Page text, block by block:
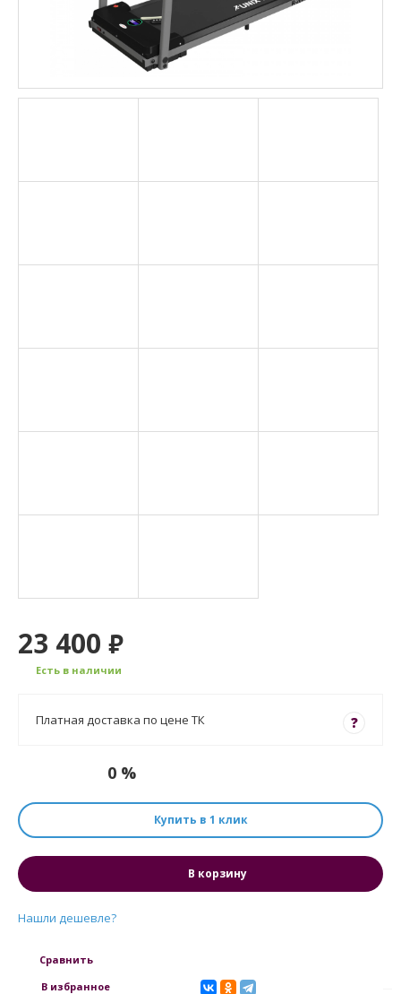
23 400 ₽
Есть в наличии
?
Платная доставка по цене ТК
0 %
Купить в 1 клик
В корзину
Нашли дешевле?
Сравнить
В избранное